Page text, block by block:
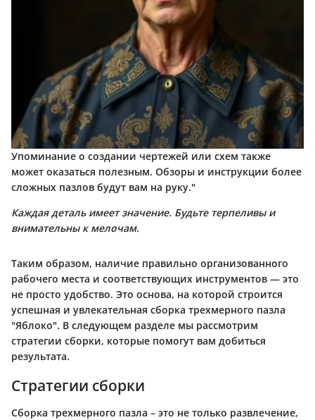
Упоминание о создании чертежей или схем также
может оказаться полезным. Обзоры и инструкции более
сложных пазлов будут вам на руку."
Каждая деталь имеет значение. Будьте терпеливы и
внимательны к мелочам.
Таким образом, наличие правильно организованного
рабочего места и соответствующих инструментов — это
не просто удобство. Это основа, на которой строится
успешная и увлекательная сборка трехмерного пазла
"Яблоко". В следующем разделе мы рассмотрим
стратегии сборки, которые помогут вам добиться
результата.
Стратегии сборки
Сборка трехмерного пазла – это не только развлечение,